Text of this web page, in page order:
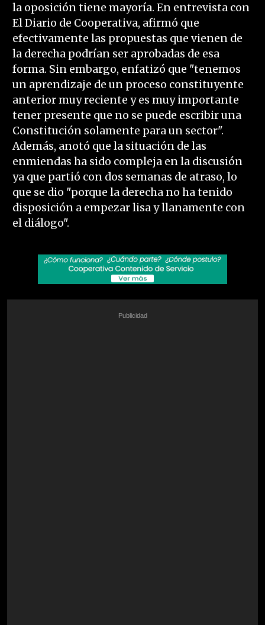
la oposición tiene mayoría. En entrevista con
El Diario de Cooperativa, afirmó que
efectivamente las propuestas que vienen de
la derecha podrían ser aprobadas de esa
forma. Sin embargo, enfatizó que "tenemos
un aprendizaje de un proceso constituyente
anterior muy reciente y es muy importante
tener presente que no se puede escribir una
Constitución solamente para un sector".
Además, anotó que la situación de las
enmiendas ha sido compleja en la discusión
ya que partió con dos semanas de atraso, lo
que se dio "porque la derecha no ha tenido
disposición a empezar lisa y llanamente con
el diálogo".